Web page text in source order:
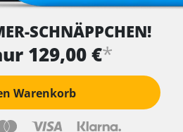
SCHNÄPPCHEN!
129,00 €*
Warenkorb